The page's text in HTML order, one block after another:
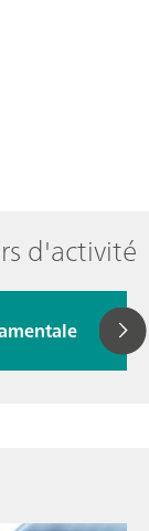
d'activité